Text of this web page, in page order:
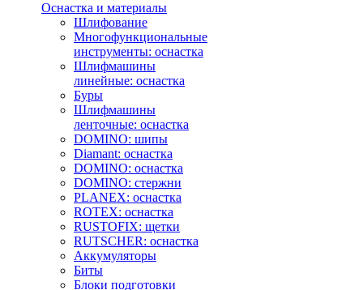
Оснастка и материалы
Шлифование
Многофункциональные
инструменты: оснастка
Шлифмашины
линейные: оснастка
Буры
Шлифмашины
ленточные: оснастка
DOMINO: шипы
Diamant: оснастка
DOMINO: оснастка
DOMINO: стержни
PLANEX: оснастка
ROTEX: оснастка
RUSTOFIX: щетки
RUTSCHER: оснастка
Аккумуляторы
Биты
Блоки подготовки